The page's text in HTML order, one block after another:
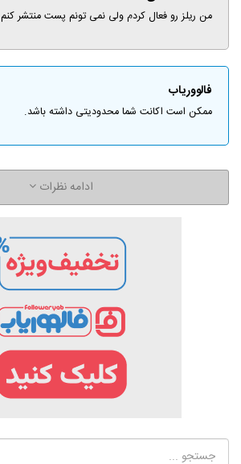
من ریلز رو فعال کردم ولی نمی تونم پست منتشر کنم
فالووریاب
ممکن است اکانت شما محدودیتی داشته باشد.
ادامه نظرات